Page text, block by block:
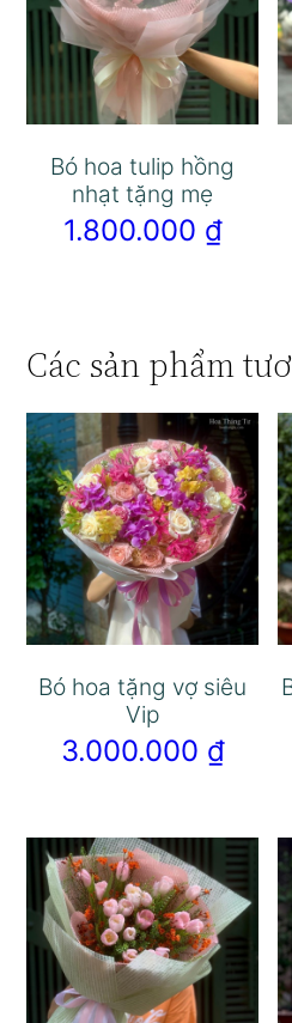
Bó hoa tulip hồng
nhạt tặng mẹ
1.800.000 ₫
Các sản phẩm
Bó hoa tặng vợ siêu
Vip
3.000.000 ₫